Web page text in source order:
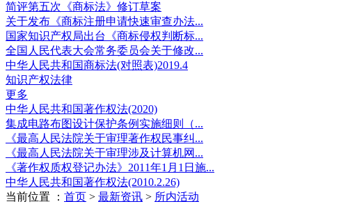
简评第五次《商标法》修订草案
关于发布《商标注册申请快速审查办法...
国家知识产权局出台《商标侵权判断标...
全国人民代表大会常务委员会关于修改...
中华人民共和国商标法(对照表)2019.4
知识产权法律
更多
中华人民共和国著作权法(2020)
集成电路布图设计保护条例实施细则（...
《最高人民法院关于审理著作权民事纠...
《最高人民法院关于审理涉及计算机网...
《著作权质权登记办法》2011年1月1日施...
中华人民共和国著作权法(2010.2.26)
当前位置 ： 首页 > 最新资讯 > 所内活动